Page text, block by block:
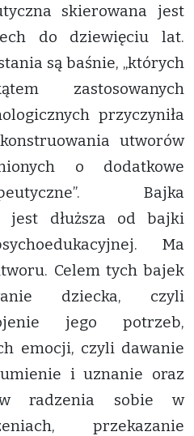
skierowana jest
do dziewięciu lat.
są baśnie, „których
zastosowanych
przyczyniła
utworów
o dodatkowe
Bajka
jest dłuższa od bajki
Ma
Celem tych bajek
dziecka, czyli
jego potrzeb,
emocji, czyli dawanie
i uznanie oraz
radzenia sobie w
przekazanie